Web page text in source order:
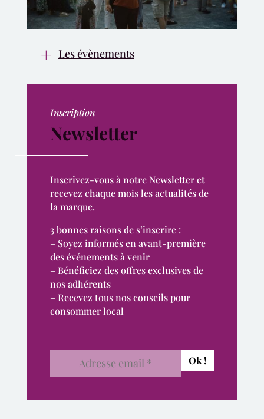
Les évènements
Inscription
Newsletter
Inscrivez-vous à notre Newsletter et
recevez chaque mois les actualités de
la marque.
3 bonnes raisons de s’inscrire :
– Soyez informés en avant-première
des événements à venir
– Bénéficiez des offres exclusives de
nos adhérents
– Recevez tous nos conseils pour
consommer local